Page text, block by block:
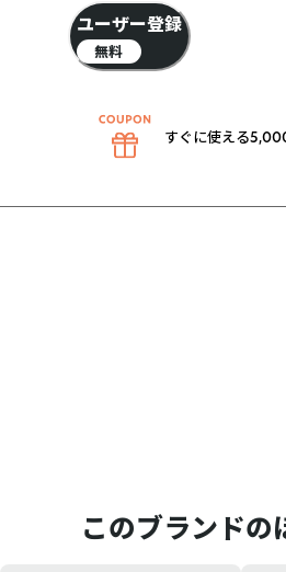
このブランドの
ユーザー登録
無料
すぐに使える